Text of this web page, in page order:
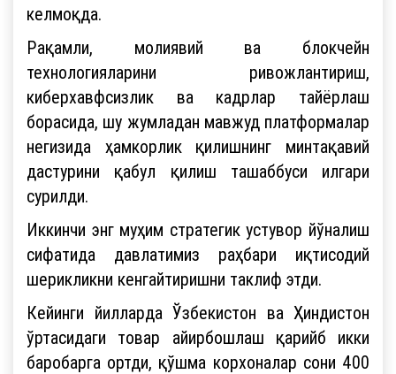
келмоқда.
Рақамли, молиявий ва блокчейн
технологияларини ривожлантириш,
киберхавфсизлик ва кадрлар тайёрлаш
борасида, шу жумладан мавжуд платформалар
негизида ҳамкорлик қилишнинг минтақавий
дастурини қабул қилиш ташаббуси илгари
сурилди.
Иккинчи энг муҳим стратегик устувор йўналиш
сифатида давлатимиз раҳбари иқтисодий
шерикликни кенгайтиришни таклиф этди.
Кейинги йилларда Ўзбекистон ва Ҳиндистон
ўртасидаги товар айирбошлаш қарийб икки
баробарга ортди, қўшма корхоналар сони 400